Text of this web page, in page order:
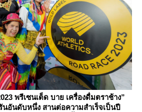
พรีเซนเต็ด บาย เครื่องดื่มตราช้าง”
อันดับหนึ่ง สานต่อความสำเร็จเป็นปี